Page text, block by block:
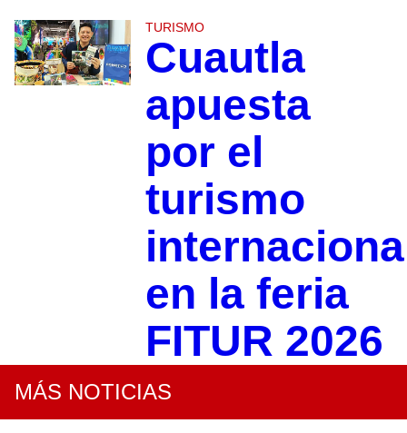
TURISMO
Cuautla
apuesta
por el
turismo
en la feria
FITUR 2026
MÁS NOTICIAS